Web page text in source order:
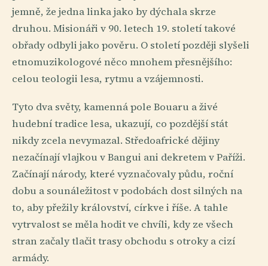
jemně, že jedna linka jako by dýchala skrze
druhou. Misionáři v 90. letech 19. století takové
obřady odbyli jako pověru. O století později slyšeli
etnomuzikologové něco mnohem přesnějšího:
celou teologii lesa, rytmu a vzájemnosti.
Tyto dva světy, kamenná pole Bouaru a živé
hudební tradice lesa, ukazují, co pozdější stát
nikdy zcela nevymazal. Středoafrické dějiny
nezačínají vlajkou v Bangui ani dekretem v Paříži.
Začínají národy, které vyznačovaly půdu, roční
dobu a sounáležitost v podobách dost silných na
to, aby přežily království, církve i říše. A tahle
vytrvalost se měla hodit ve chvíli, kdy ze všech
stran začaly tlačit trasy obchodu s otroky a cizí
armády.